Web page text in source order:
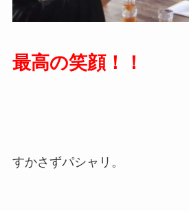
最高の笑顔！！
すかさずパシャリ。